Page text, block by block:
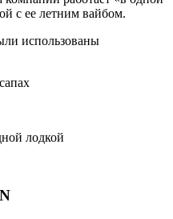
с ее летним вайбом.
использованы
лодкой